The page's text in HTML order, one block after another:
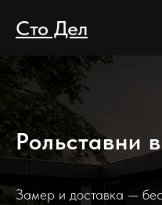
Сто Дел
Рольставни
Замер и доставка —